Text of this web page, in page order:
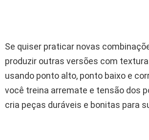
Se quiser praticar novas
produzir outras versões com
usando ponto alto, ponto baixo e
você treina arremate e tensão dos
cria peças duráveis e bonitas para